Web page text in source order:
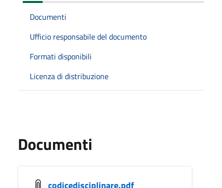
Documenti
Ufficio responsabile del documento
Formati disponibili
Licenza di distribuzione
Documenti
codicedisciplinare.pdf